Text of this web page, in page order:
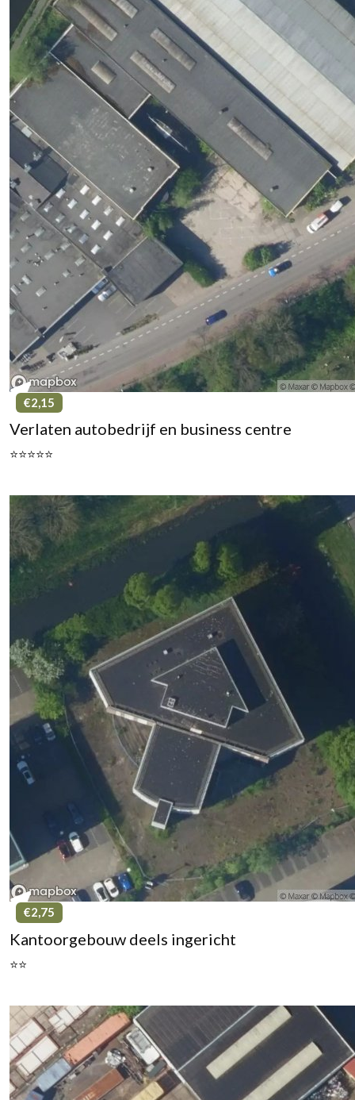
€2,15
Verlaten autobedrijf en business centre
⭐⭐⭐⭐⭐
€2,75
Kantoorgebouw deels ingericht
⭐⭐